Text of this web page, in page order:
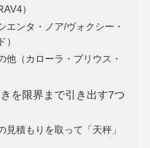
）
エンタ・ノア/ヴォクシー・
）
他（カローラ・プリウス・
を限界まで引き出す7つ
積もりを取って「天秤」